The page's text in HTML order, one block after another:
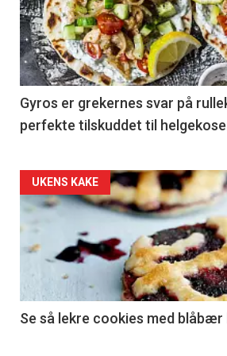
Gyros er grekernes svar på
perfekte tilskuddet til
Forsiden
akkurat
nå
2
UKENS KAKE
Se så lekre cookies med blåbær